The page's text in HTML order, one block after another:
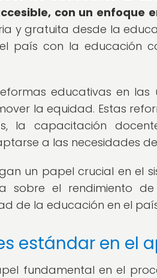
con un enfoque
y gratuita desde la
país con la educación
educativas en las
la equidad. Estas
la capacitación
a las necesidades del
un papel crucial en el
sobre el rendimiento de
de la educación en el
estándar en el
fundamental en el